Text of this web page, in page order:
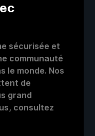
sécurisée et
communauté
le monde. Nos
de
grand
consultez